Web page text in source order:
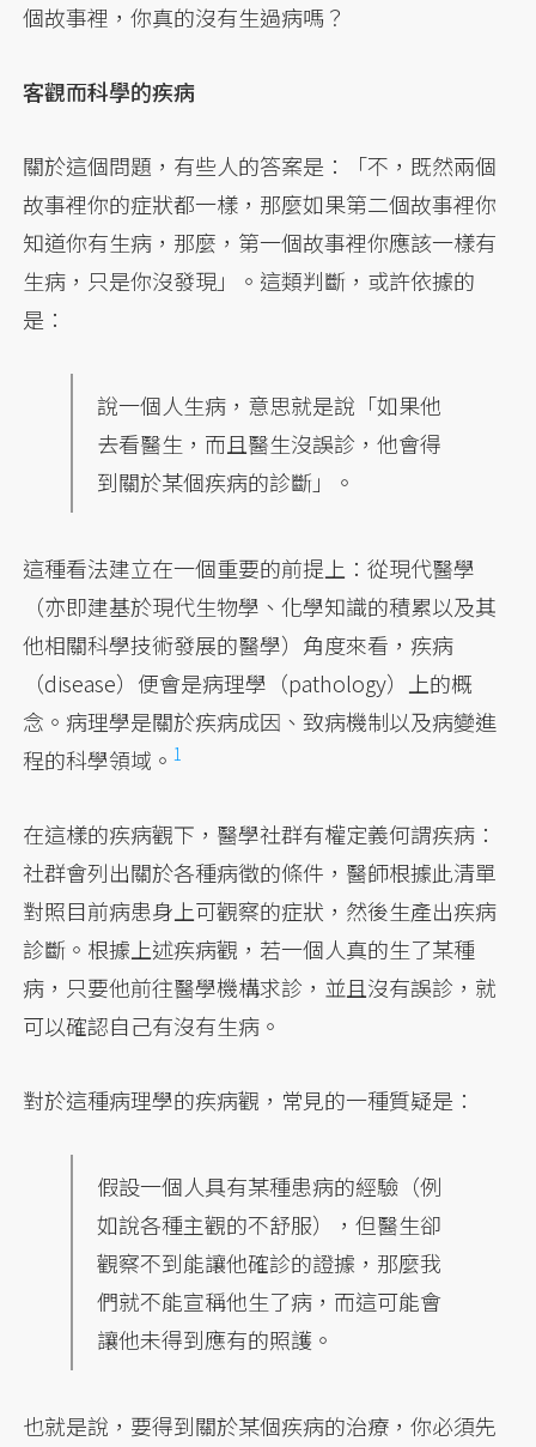
個故事裡，你真的沒有生過病嗎？
客觀而科學的疾病
關於這個問題，有些人的答案是：「不，既然兩個
故事裡你的症狀都一樣，那麼如果第二個故事裡你
知道你有生病，那麼，第一個故事裡你應該一樣有
生病，只是你沒發現」。這類判斷，或許依據的
是：
說一個人生病，意思就是說「如果他
去看醫生，而且醫生沒誤診，他會得
到關於某個疾病的診斷」。
這種看法建立在一個重要的前提上：從現代醫學
（亦即建基於現代生物學、化學知識的積累以及其
他相關科學技術發展的醫學）角度來看，疾病
（disease）便會是病理學（pathology）上的概
念。病理學是關於疾病成因、致病機制以及病變進
程的科學領域。1
在這樣的疾病觀下，醫學社群有權定義何謂疾病：
社群會列出關於各種病徵的條件，醫師根據此清單
對照目前病患身上可觀察的症狀，然後生產出疾病
診斷。根據上述疾病觀，若一個人真的生了某種
病，只要他前往醫學機構求診，並且沒有誤診，就
可以確認自己有沒有生病。
對於這種病理學的疾病觀，常見的一種質疑是：
假設一個人具有某種患病的經驗（例
如說各種主觀的不舒服），但醫生卻
觀察不到能讓他確診的證據，那麼我
們就不能宣稱他生了病，而這可能會
讓他未得到應有的照護。
也就是說，要得到關於某個疾病的治療，你必須先